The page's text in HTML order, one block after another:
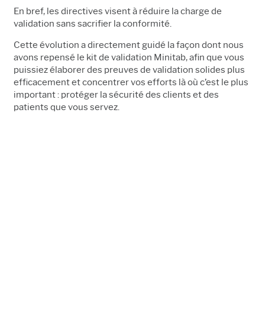
En bref, les directives visent à réduire la charge de
validation sans sacrifier la conformité.
Cette évolution a directement guidé la façon dont nous
avons repensé le kit de validation Minitab, afin que vous
puissiez élaborer des preuves de validation solides plus
efficacement et concentrer vos efforts là où c’est le plus
important : protéger la sécurité des clients et des
patients que vous servez.